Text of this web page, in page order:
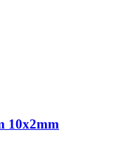
10x2mm